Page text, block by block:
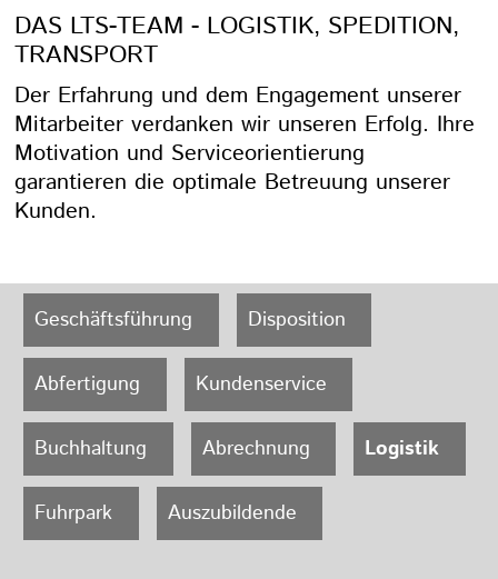
DAS LTS-TEAM - LOGISTIK, SPEDITION,
TRANSPORT
Der Erfahrung und dem Engagement unserer
Mitarbeiter verdanken wir unseren Erfolg. Ihre
Motivation und Serviceorientierung
garantieren die optimale Betreuung unserer
Kunden.
Geschäftsführung Disposition
Abfertigung Kundenservice
Buchhaltung Abrechnung Logistik
Fuhrpark Auszubildende